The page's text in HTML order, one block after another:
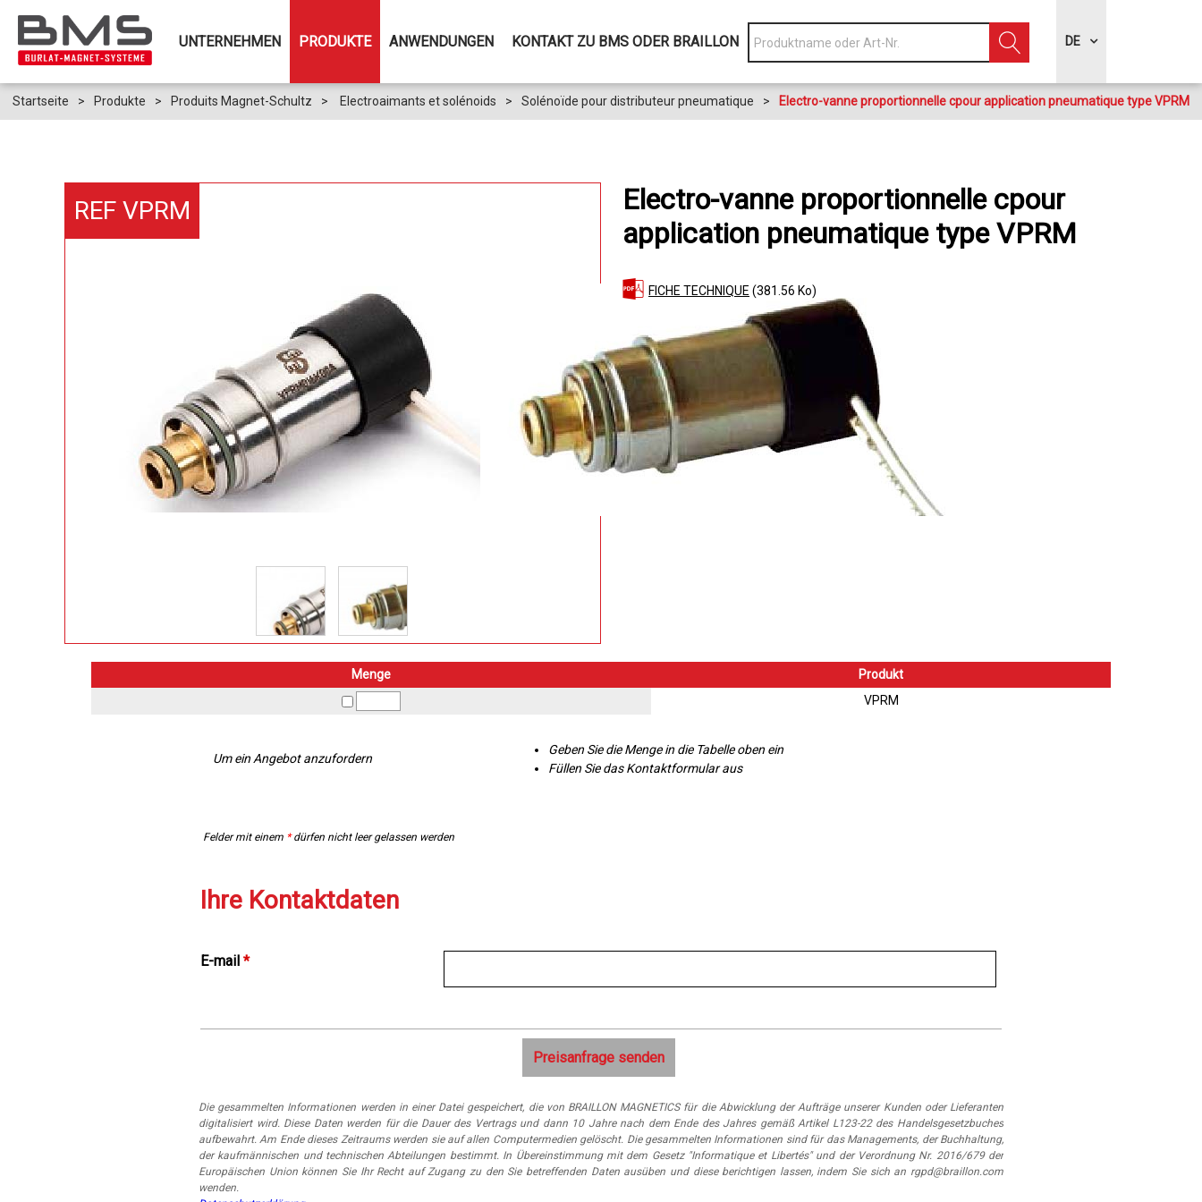
UNTERNEHMEN PRODUKTE ANWENDUNGEN KONTAKT ZU BMS ODER BRAILLON DE
Startseite > Produkte > Produits Magnet-Schultz > Electroaimants et solénoids > Solénoïde pour distributeur pneumatique > Electro-vanne proportionnelle cpour application pneumatique type VPRM
REF VPRM
Electro-vanne proportionnelle cpour
application pneumatique type VPRM
FICHE TECHNIQUE (381.56 Ko)
Menge
Produkt
VPRM
Um ein Angebot anzufordern
Geben Sie die Menge in die Tabelle oben ein
Füllen Sie das Kontaktformular aus
Felder mit einem *dürfen nicht leer gelassen werden
Ihre Kontaktdaten
E-mail *
Die gesammelten Informationen werden in einer Datei gespeichert, die von BRAILLON MAGNETICS für die Abwicklung der Aufträge unserer Kunden oder Lieferanten
digitalisiert wird. Diese Daten werden für die Dauer des Vertrags und dann 10 Jahre nach dem Ende des Jahres gemäß Artikel L123-22 des Handelsgesetzbuches
aufbewahrt. Am Ende dieses Zeitraums werden sie auf allen Computermedien gelöscht. Die gesammelten Informationen sind für das Managements, der Buchhaltung,
der kaufmännischen und technischen Abteilungen bestimmt. In Übereinstimmung mit dem Gesetz "Informatique et Libertés" und der Verordnung Nr. 2016/679 der
Europäischen Union können Sie Ihr Recht auf Zugang zu den Sie betreffenden Daten ausüben und diese berichtigen lassen, indem Sie sich an rgpd@braillon.com
wenden.